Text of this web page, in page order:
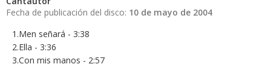
Fecha de publicación del disco: 10 de mayo de 2004
1.Men señará - 3:38
2.Ella - 3:36
3.Con mis manos - 2:57